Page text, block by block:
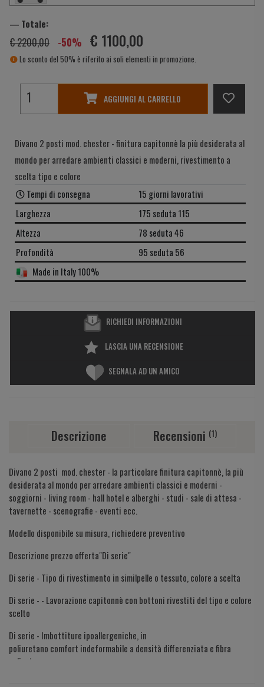
― Totale:
€ 2200,00 -50% € 1100,00
Lo sconto del 50% è riferito ai soli elementi in promozione.
AGGIUNGI AL CARRELLO
Divano 2 posti mod. chester - finitura capitonnè la più desiderata al
mondo per arredare ambienti classici e moderni, rivestimento a
scelta tipo e colore
Tempi di consegna
15 giorni lavorativi
Larghezza
175 seduta 115
Altezza
78 seduta 46
Profondità
95 seduta 56
Made in Italy 100%
RICHIEDI INFORMAZIONI
LASCIA UNA RECENSIONE
SEGNALA AD UN AMICO
Descrizione Recensioni (1)
Divano 2 posti mod. chester - la particolare finitura capitonnè, la più
desiderata al mondo per arredare ambienti classici e moderni -
soggiorni - living room - hall hotel e alberghi - studi - sale di attesa -
tavernette - scenografie - eventi ecc.
Modello disponibile su misura, richiedere preventivo
Descrizione prezzo offerta"Di serie"
Di serie - Tipo di rivestimento in similpelle o tessuto, colore a scelta
Di serie - - Lavorazione capitonnè con bottoni rivestiti del tipo e colore
scelto
Di serie - Imbottiture ipoallergeniche, in
poliuretano comfort indeformabile a densità differenziata e fibra
poliestere